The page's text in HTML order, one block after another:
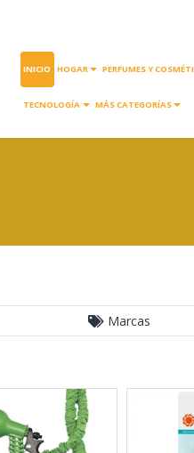
INICIO HOGAR PERFUMES Y
TECNOLOGÍA MÁS CATEGORÍAS
Marcas